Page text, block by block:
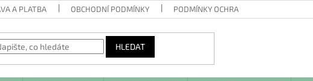
A PLATBA OBCHODNÍ PODMÍNKY PODMÍNKY OCHRANY OSOBNÍCH ÚDAJŮ
HLEDAT